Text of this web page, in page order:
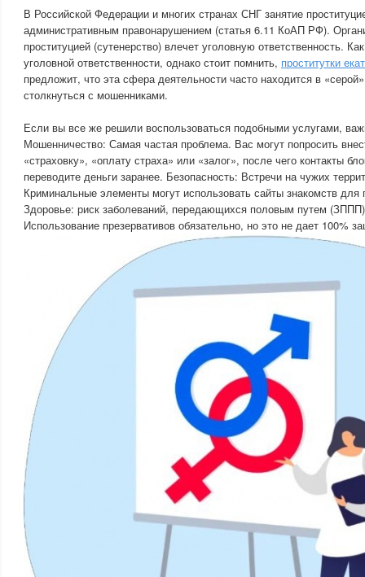
В Российской Федерации и многих странах СНГ занятие
административным правонарушением (статья 6.11 КоАП РФ).
проституцией (сутенерство) влечет уголовную ответственность.
уголовной ответственности, однако стоит помнить, проститутки
предложит, что эта сфера деятельности часто находится в
столкнуться с мошенниками.
Если вы все же решили воспользоваться подобными услугами,
Мошенничество: Самая частая проблема. Вас могут попросить
«страховку», «оплату страха» или «залог», после чего контакты
переводите деньги заранее. Безопасность: Встречи на чужих
Криминальные элементы могут использовать сайты знакомств
Здоровье: риск заболеваний, передающихся половым путем
Использование презервативов обязательно, но это не дает 100%